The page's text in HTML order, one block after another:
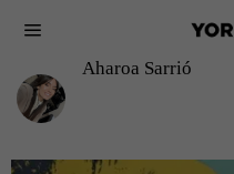
Aharoa Sarrió